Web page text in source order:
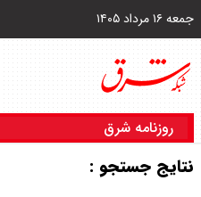
جمعه ۱۶ مرداد ۱۴۰۵
روزنامه شرق
نتایج جستجو :